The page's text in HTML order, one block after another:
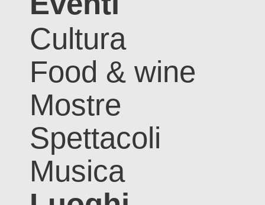
Cultura
Food & wine
Mostre
Spettacoli
Musica